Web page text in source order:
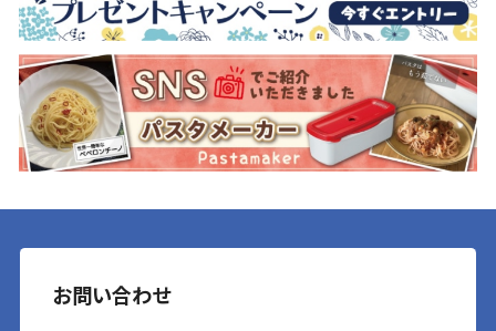
お問い合わせ